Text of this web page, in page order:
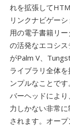
れを拡張して
リンクナビゲー
用の電子書籍リ
の活発なエコシ
がPalm V、
ライブラリ全体
ンプルなことで
バーヘッドによ
力しかない非常
されます。オー